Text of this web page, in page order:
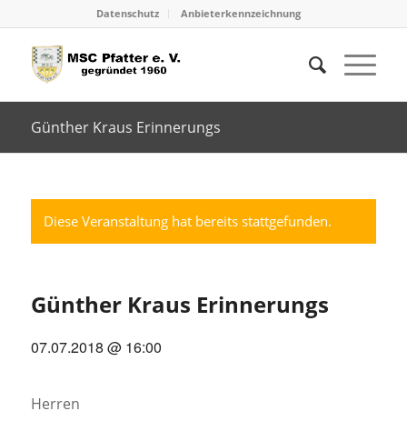
Datenschutz Anbieterkennzeichnung
Günther Kraus Erinnerungs
Diese Veranstaltung hat bereits stattgefunden.
Günther Kraus Erinnerungs
07.07.2018 @ 16:00
Herren